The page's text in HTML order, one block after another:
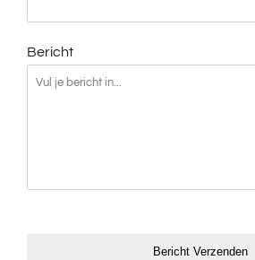
Bericht
Bericht Verzenden